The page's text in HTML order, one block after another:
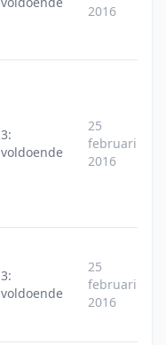
2016
3:
voldoende
25
februari
2016
3:
voldoende
25
februari
2016